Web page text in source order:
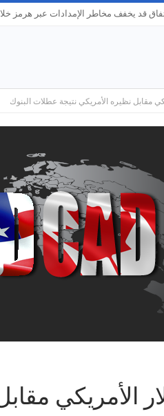
قد يخفف مخاطر الإمدادات عبر هرمز
مقابل نظيره الأمريكي نتيجة عطلات البنوك
الأمريكي